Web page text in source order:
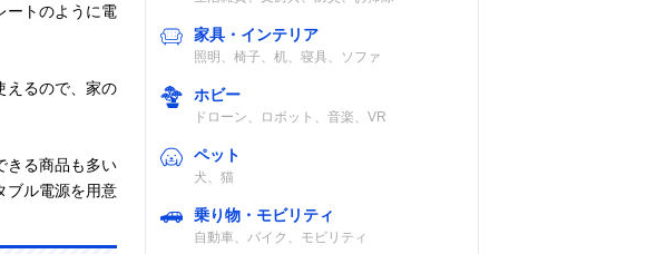
ートのように電
えるので、家の
きる商品も多い
ブル電源を用意
家具・インテリア
照明、椅子、机、寝具、ソファ
ホビー
ドローン、ロボット、音楽、VR
ペット
犬、猫
乗り物・モビリティ
自動車、バイク、モビリティ